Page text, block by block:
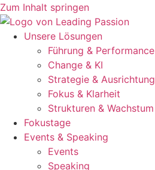
Zum Inhalt springen
Unsere Lösungen
Führung & Performance
Change & KI
Strategie & Ausrichtung
Fokus & Klarheit
Strukturen & Wachstum
Fokustage
Events & Speaking
Events
Speaking